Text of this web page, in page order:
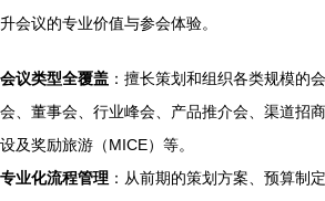
升会议的专业价值与参会体验。
会议类型全覆盖 ：擅长策划和组织各类规模的
会、董事会、行业峰会、产品推介会、渠道招
设及奖励旅游（MICE）等。
专业化流程管理 ：从前期的策划方案、预算制